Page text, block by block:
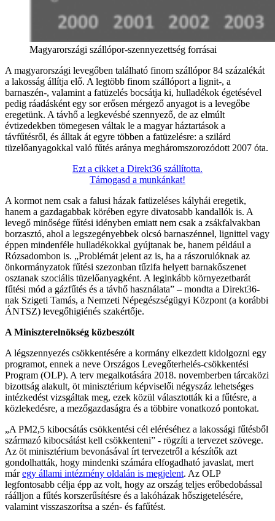
Magyarországi szállópor-szennyezettség forrásai
A magyarországi levegőben található finom szállópor 84 százalékát
a lakosság állítja elő. A legtöbb finom szállóport a lignit-, a
barnaszén-, valamint a fatüzelés bocsátja ki, hulladékok égetésével
pedig ráadásként egy sor erősen mérgező anyagot is a levegőbe
eregetünk. A távhő a legkevésbé szennyező, de az elmúlt
évtizedekben tömegesen váltak le a magyar háztartások a
távfűtésről, és álltak át egyre többen a fatüzelésre: a szilárd
tüzelőanyagokkal való fűtés aránya megháromszorozódott 2007 óta.
Ezt a cikket a Direkt36 szállította.
Támogasd a munkánkat!
A kormot nem csak a falusi házak fatüzeléses kályhái eregetik,
hanem a gazdagabbak körében egyre divatosabb kandallók is. A
levegő minősége fűtési idényben emiatt nem csak a zsákfalvakban
borzasztó, ahol a legszegényebbek olcsó barnaszénnel, lignittel vagy
éppen mindenféle hulladékokkal gyújtanak be, hanem például a
Rózsadombon is. „Problémát jelent az is, ha a rászorulóknak az
önkormányzatok fűtési szezonban tűzifa helyett barnakőszenet
osztanak szociális tüzelőanyagként. A leginkább környezetbarát
fűtési mód a gázfűtés és a távhő használata” – mondta a Direkt36-
nak Szigeti Tamás, a Nemzeti Népegészségügyi Központ (a korábbi
ÁNTSZ) levegőhigiénés szakértője.
A Miniszterelnökség közbeszólt
A légszennyezés csökkentésére a kormány elkezdett kidolgozni egy
programot, ennek a neve Országos Levegőterhelés-csökkentési
Program (OLP). A terv megalkotására 2018. novemberben tárcaközi
bizottság alakult, öt minisztérium képviselői négyszáz lehetséges
intézkedést vizsgáltak meg, ezek közül választották ki a fűtésre, a
közlekedésre, a mezőgazdaságra és a többire vonatkozó pontokat.
„A PM2,5 kibocsátás csökkentési cél eléréséhez a lakossági fűtésből
származó kibocsátást kell csökkenteni” - rögzíti a tervezet szövege.
Az öt minisztérium bevonásával írt tervezetről a készítők azt
gondolhatták, hogy mindenki számára elfogadható javaslat, mert
máregy állami intézmény oldalán is megjelent. Az OLP
legfontosabb célja épp az volt, hogy az ország teljes erőbedobással
ráálljon a fűtés korszerűsítésre és a lakóházak hőszigetelésére,
valamint visszaszorítsa a szén- és fafűtést.